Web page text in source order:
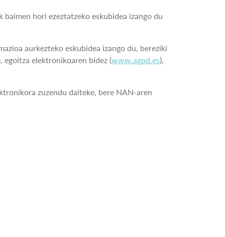
hori ezeztatzeko eskubidea izango du
aurkezteko eskubidea izango du, bereziki
egoitza elektronikoaren bidez (www.agpd.es),
zuzendu daiteke, bere NAN-aren